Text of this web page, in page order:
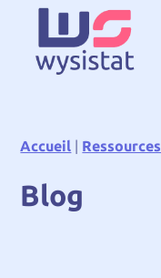
Accueil | Ressources
Blog